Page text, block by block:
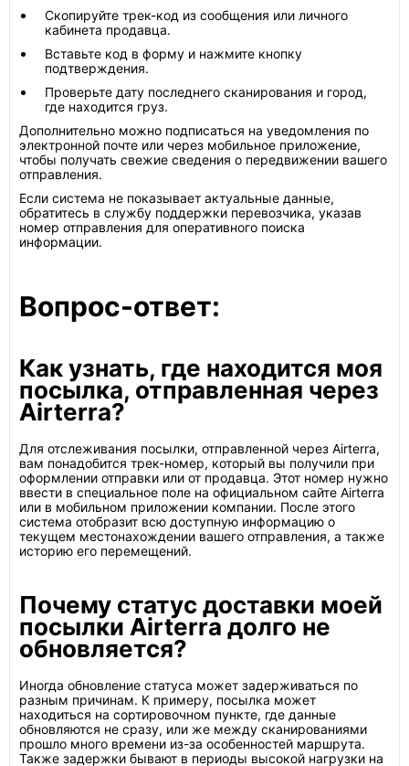
Скопируйте трек-код из сообщения или личного
кабинета продавца.
Вставьте код в форму и нажмите кнопку
подтверждения.
Проверьте дату последнего сканирования и город,
где находится груз.
Дополнительно можно подписаться на уведомления по
электронной почте или через мобильное приложение,
чтобы получать свежие сведения о передвижении вашего
отправления.
Если система не показывает актуальные данные,
обратитесь в службу поддержки перевозчика, указав
номер отправления для оперативного поиска
информации.
Вопрос-ответ:
Как узнать, где находится моя
посылка, отправленная через
Airterra?
Для отслеживания посылки, отправленной через Airterra,
вам понадобится трек-номер, который вы получили при
оформлении отправки или от продавца. Этот номер нужно
ввести в специальное поле на официальном сайте Airterra
или в мобильном приложении компании. После этого
система отобразит всю доступную информацию о
текущем местонахождении вашего отправления, а также
историю его перемещений.
Почему статус доставки моей
посылки Airterra долго не
обновляется?
Иногда обновление статуса может задерживаться по
разным причинам. К примеру, посылка может
находиться на сортировочном пункте, где данные
обновляются не сразу, или же между сканированиями
прошло много времени из-за особенностей маршрута.
Также задержки бывают в периоды высокой нагрузки на